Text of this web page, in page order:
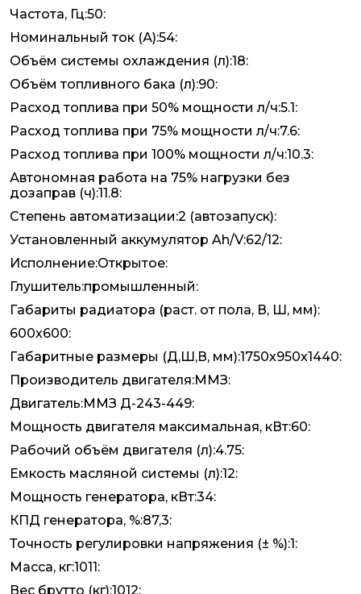
Частота, Гц:50:
Номинальный ток (А):54:
Объём системы охлаждения (л):18:
Объём топливного бака (л):90:
Расход топлива при 50% мощности л/ч:5.1:
Расход топлива при 75% мощности л/ч:7.6:
Расход топлива при 100% мощности л/ч:10.3:
Автономная работа на 75% нагрузки без
дозаправ (ч):11.8:
Степень автоматизации:2 (автозапуск):
Установленный аккумулятор Ah/V:62/12:
Исполнение:Открытое:
Глушитель:промышленный:
Габариты радиатора (раст. от пола, В, Ш, мм):
600х600:
Габаритные размеры (Д,Ш,В, мм):1750x950x1440:
Производитель двигателя:ММЗ:
Двигатель:ММЗ Д-243-449:
Мощность двигателя максимальная, кВт:60:
Рабочий объём двигателя (л):4.75:
Емкость масляной системы (л):12:
Мощность генератора, кВт:34:
КПД генератора, %:87,3:
Точность регулировки напряжения (± %):1:
Масса, кг:1011:
Вес брутто (кг):1012: